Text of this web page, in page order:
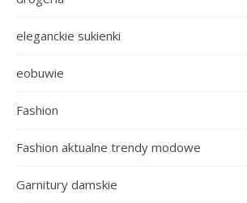
eleganckie sukienki
eobuwie
Fashion
Fashion aktualne trendy modowe
Garnitury damskie